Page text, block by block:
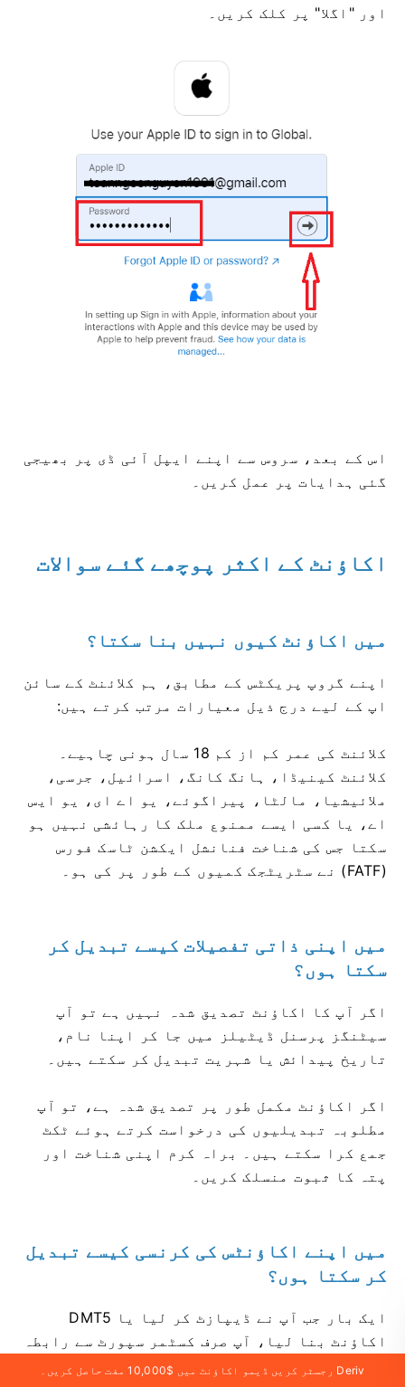
اور "اگلا" پر کلک کریں۔
اس کے بعد، سروس سے اپنے ایپل آئی ڈی پر بھیجی
گئی ہدایات پر عمل کریں۔
اکاؤنٹ کے اکثر پوچھے گئے سوالات
میں اکاؤنٹ کیوں نہیں بنا سکتا؟
اپنے گروپ پریکٹس کے مطابق، ہم کلائنٹ کے سائن
اپ کے لیے درج ذیل معیارات مرتب کرتے ہیں:
کلائنٹ کی عمر کم از کم 18 سال ہونی چاہیے۔
کلائنٹ کینیڈا، ہانگ کانگ، اسرائیل، جرسی،
ملائیشیا، مالٹا، پیراگوئے، یو اے ای، یو ایس
اے، یا کسی ایسے ممنوع ملک کا رہائشی نہیں ہو
سکتا جس کی شناخت فنانشل ایکشن ٹاسک فورس
(FATF) نے سٹریٹجک کمیوں کے طور پر کی ہو۔
میں اپنی ذاتی تفصیلات کیسے تبدیل کر
سکتا ہوں؟
اگر آپ کا اکاؤنٹ تصدیق شدہ نہیں ہے تو آپ
سیٹنگز پرسنل ڈیٹیلز میں جا کر اپنا نام،
تاریخ پیدائش یا شہریت تبدیل کر سکتے ہیں۔
اگر اکاؤنٹ مکمل طور پر تصدیق شدہ ہے، تو آپ
مطلوبہ تبدیلیوں کی درخواست کرتے ہوئے ٹکٹ
جمع کرا سکتے ہیں۔ براہ کرم اپنی شناخت اور
پتہ کا ثبوت منسلک کریں۔
میں اپنے اکاؤنٹس کی کرنسی کیسے تبدیل
کر سکتا ہوں؟
ایک بار جب آپ نے ڈیپازٹ کر لیا یا DMT5
اکاؤنٹ بنا لیا، آپ صرف کسٹمر سپورٹ سے رابطہ
کر کے اپنی کرنسی تبدیل کر سکتے ہیں۔
Deriv رجسٹر کریں ڈیمو اکاؤنٹ میں $10,000 مفت حاصل کریں۔